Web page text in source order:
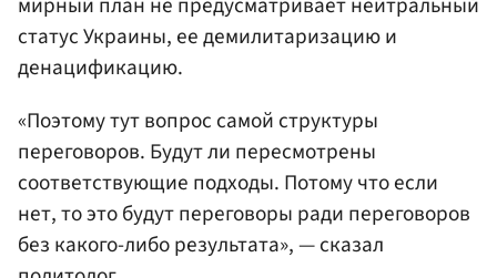
статус Украины, ее демилитаризацию и
денацификацию.
«Поэтому тут вопрос самой структуры
переговоров. Будут ли пересмотрены
соответствующие подходы. Потому что если
нет, то это будут переговоры ради переговоров
без какого-либо результата», — сказал